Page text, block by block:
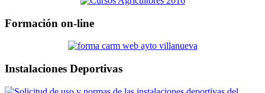
Formación on-line
Instalaciones Deportivas